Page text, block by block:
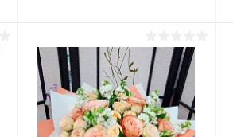
В корзину
Купить в 1 клик Сравнение
В избранное В наличии